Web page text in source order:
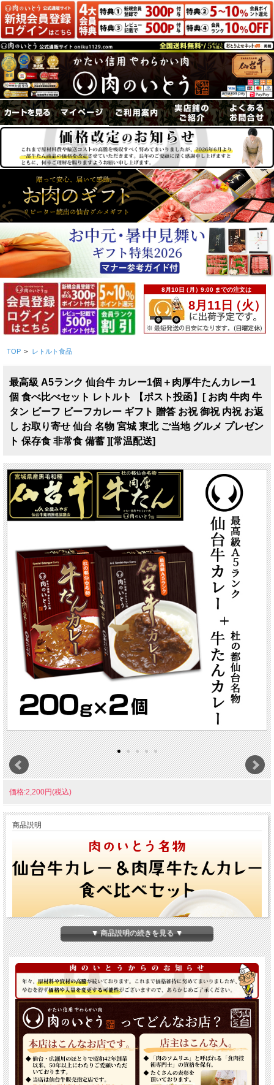
TOP > レトルト食品
最高級 A5ランク 仙台牛 カレー1個＋肉厚牛たんカレー1
個 食べ比べセット レトルト 【ポスト投函】[ お肉 牛肉 牛
タン ビーフ ビーフカレー ギフト 贈答 お祝 御祝 内祝 お返
し お取り寄せ 仙台 名物 宮城 東北 ご当地 グルメ プレゼン
ト 保存食 非常食 備蓄 ][常温配送]
価格:2,200円(税込)
商品説明
▼ 商品説明の続きを見る ▼